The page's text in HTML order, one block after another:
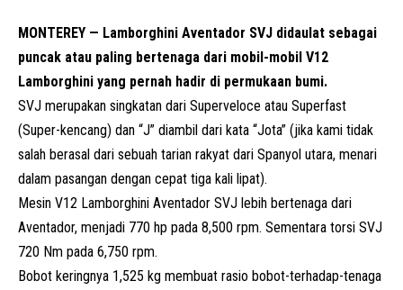
MONTEREY — Lamborghini Aventador SVJ didaulat sebagai
puncak atau paling bertenaga dari mobil-mobil V12
Lamborghini yang pernah hadir di permukaan bumi.
SVJ merupakan singkatan dari Superveloce atau Superfast
(Super-kencang) dan “J” diambil dari kata “Jota” (jika kami tidak
salah berasal dari sebuah tarian rakyat dari Spanyol utara, menari
dalam pasangan dengan cepat tiga kali lipat).
Mesin V12 Lamborghini Aventador SVJ lebih bertenaga dari
Aventador, menjadi 770 hp pada 8,500 rpm. Sementara torsi SVJ
720 Nm pada 6,750 rpm.
Bobot keringnya 1,525 kg membuat rasio bobot-terhadap-tenaga